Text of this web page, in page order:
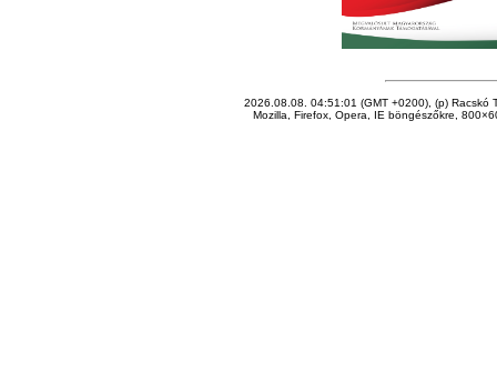
2026.08.08. 04:51:01 (GMT +0200), (p) Racskó
Mozilla, Firefox, Opera, IE böngészőkre,